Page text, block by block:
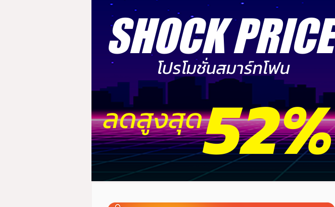
52%
ลดสูงสุด
โปรโมชั่นสมาร์ทโฟน
SHOCK PRICE